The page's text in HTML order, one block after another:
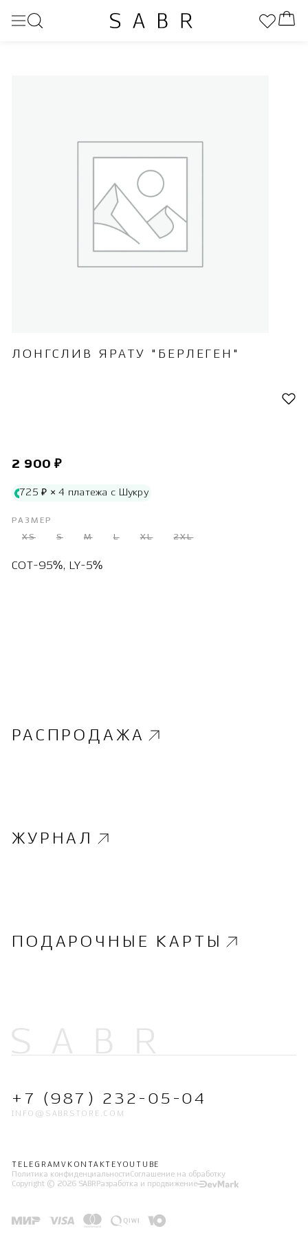
ЛОНГСЛИВ ЯРАТУ "БЕРЛЕГЕН"
2 900 ₽
725 ₽ × 4 платежа с Шукру
РАЗМЕР
XS S M L XL 2XL
COT-95%, LY-5%
РАСПРОДАЖА
ЖУРНАЛ
ПОДАРОЧНЫЕ КАРТЫ
+7 (987) 232-05-04
INFO@SABRSTORE.COM
TELEGRAMVKONTAKTE YOUTUBE
Политика конфиденциальности Соглашение на обработку
Copyright © 2026 SABR Разработка и продвижение